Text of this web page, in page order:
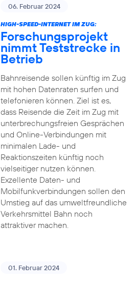
06. Februar 2024
HIGH-SPEED-INTERNET IM ZUG:
Forschungsprojekt
nimmt Teststrecke in
Betrieb
Bahnreisende sollen künftig im Zug
mit hohen Datenraten surfen und
telefonieren können. Ziel ist es,
dass Reisende die Zeit im Zug mit
unterbrechungsfreien Gesprächen
und Online-Verbindungen mit
minimalen Lade- und
Reaktionszeiten künftig noch
vielseitiger nutzen können.
Exzellente Daten- und
Mobilfunkverbindungen sollen den
Umstieg auf das umweltfreundliche
Verkehrsmittel Bahn noch
attraktiver machen.
01. Februar 2024